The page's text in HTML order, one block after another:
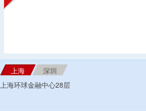
上海
深圳
上海环球金融中心28层